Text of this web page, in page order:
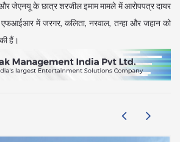
जेएनयू के छात्र शरजील इमाम मामले में आरोपपत्र दायर
में जरगर, कलिता, नरवाल, तन्हा और जहान को
हैं।